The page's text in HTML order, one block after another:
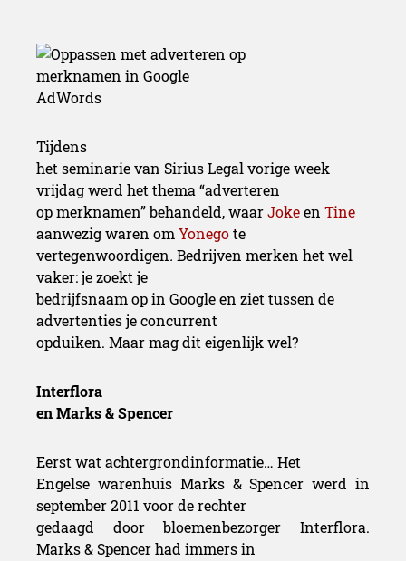
Tijdens
het seminarie van Sirius Legal vorige week
vrijdag werd het thema “adverteren
op merknamen” behandeld, waarJokeen Tine
aanwezig waren omYonegote
vertegenwoordigen. Bedrijven merken het wel
vaker: je zoekt je
bedrijfsnaam op in Google en ziet tussen de
advertenties je concurrent
opduiken. Maar mag dit eigenlijk wel?
Interflora
en Marks & Spencer
Eerst wat achtergrondinformatie… Het
Engelse warenhuis Marks & Spencer werd in
september 2011 voor de rechter
gedaagd door bloemenbezorger Interflora.
Marks & Spencer had immers in